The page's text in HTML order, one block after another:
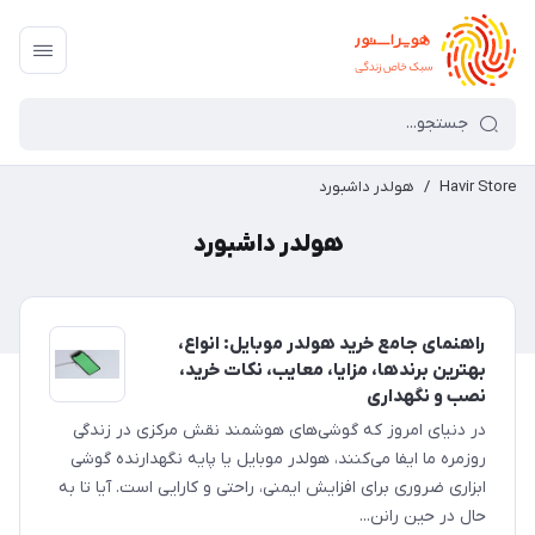
Havir Store
/ هولدر داشبورد
هولدر داشبورد
راهنمای جامع خرید هولدر موبایل: انواع،
بهترین برندها، مزایا، معایب، نکات خرید،
نصب و نگهداری
در دنیای امروز که گوشی‌های هوشمند نقش مرکزی در زندگی
روزمره ما ایفا می‌کنند، هولدر موبایل یا پایه نگهدارنده گوشی
ابزاری ضروری برای افزایش ایمنی، راحتی و کارایی است. آیا تا به
حال در حین رانن...